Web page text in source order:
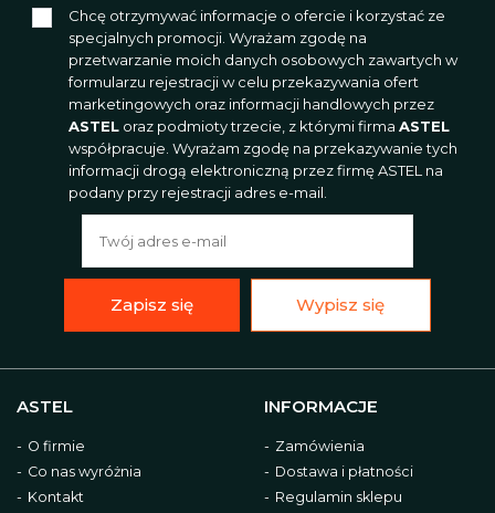
ASTEL
O firmie
Co nas wyróżnia
Kontakt
INFORMACJE
Zamówienia
Dostawa i płatności
Regulamin sklepu
Chcę otrzymywać informacje o ofercie i korzystać ze
specjalnych promocji. Wyrażam zgodę na
przetwarzanie moich danych osobowych zawartych w
formularzu rejestracji w celu przekazywania ofert
marketingowych oraz informacji handlowych przez
ASTEL oraz podmioty trzecie, z którymi firma ASTEL
współpracuje. Wyrażam zgodę na przekazywanie tych
informacji drogą elektroniczną przez firmę ASTEL na
podany przy rejestracji adres e-mail.
Zapisz się Wypisz się